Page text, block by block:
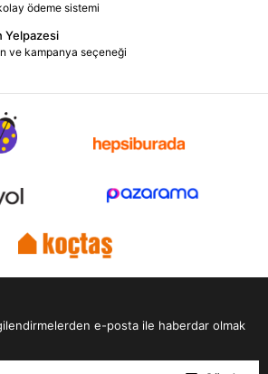
ödeme sistemi
Yelpazesi
ve kampanya seçeneği
e-posta ile haberdar olmak